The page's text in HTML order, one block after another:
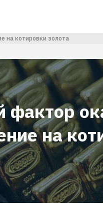
на котировки золота
фактор
на